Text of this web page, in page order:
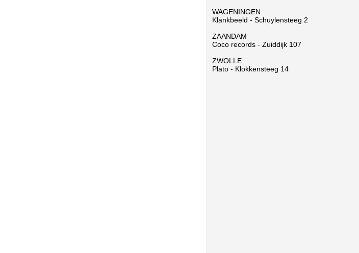
WAGENINGEN
Klankbeeld - Schuylensteeg 2
ZAANDAM
Coco records - Zuiddijk 107
ZWOLLE
Plato - Klokkensteeg 14